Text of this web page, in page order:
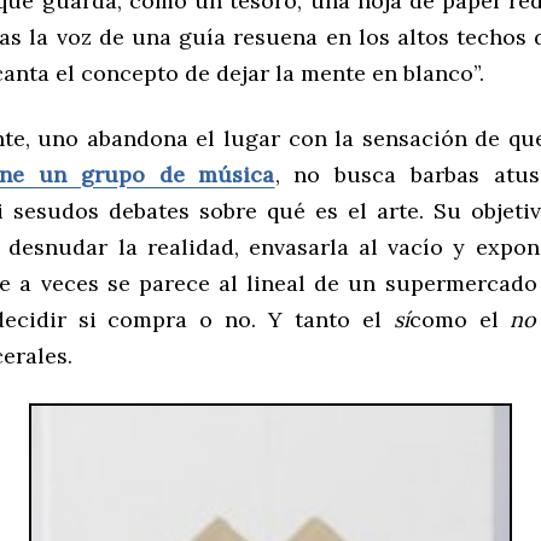
la voz de una guía resuena en los altos techos
el concepto de dejar la mente en blanco”.
uno abandona el lugar con la sensación de
un grupo de música, no busca barbas
debates sobre qué es el arte. Su
desnudar la realidad, envasarla al vacío y
a veces se parece al lineal de un
si compra o no. Y tanto el sícomo el no